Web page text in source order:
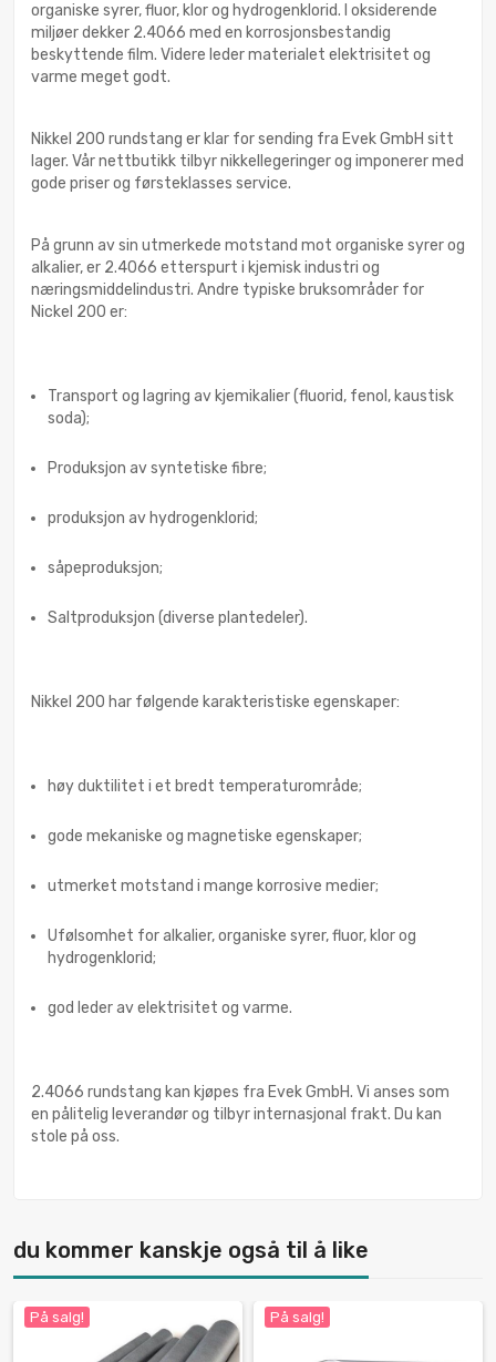
organiske syrer, fluor, klor og hydrogenklorid. I oksiderende
miljøer dekker 2.4066 med en korrosjonsbestandig
beskyttende film. Videre leder materialet elektrisitet og
varme meget godt.
Nikkel 200 rundstang er klar for sending fra Evek GmbH sitt
lager. Vår nettbutikk tilbyr nikkellegeringer og imponerer med
gode priser og førsteklasses service.
På grunn av sin utmerkede motstand mot organiske syrer og
alkalier, er 2.4066 etterspurt i kjemisk industri og
næringsmiddelindustri. Andre typiske bruksområder for
Nickel 200 er:
Transport og lagring av kjemikalier (fluorid, fenol, kaustisk
soda);
Produksjon av syntetiske fibre;
produksjon av hydrogenklorid;
såpeproduksjon;
Saltproduksjon (diverse plantedeler).
Nikkel 200 har følgende karakteristiske egenskaper:
høy duktilitet i et bredt temperaturområde;
gode mekaniske og magnetiske egenskaper;
utmerket motstand i mange korrosive medier;
Ufølsomhet for alkalier, organiske syrer, fluor, klor og
hydrogenklorid;
god leder av elektrisitet og varme.
2.4066 rundstang kan kjøpes fra Evek GmbH. Vi anses som
en pålitelig leverandør og tilbyr internasjonal frakt. Du kan
stole på oss.
du kommer kanskje også til å like
På salg! På salg!